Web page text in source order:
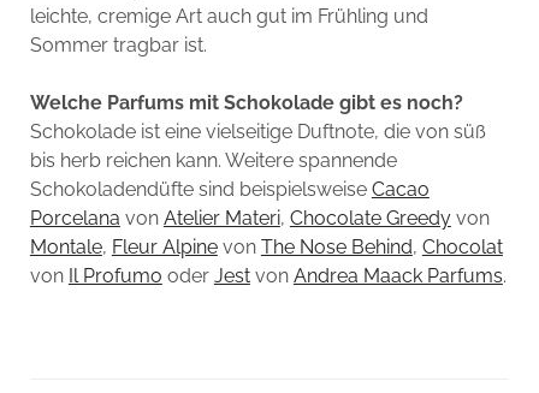
leichte, cremige Art auch gut im Frühling und
Sommer tragbar ist.
Welche Parfums mit Schokolade gibt es noch?
Schokolade ist eine vielseitige Duftnote, die von süß
bis herb reichen kann. Weitere spannende
Schokoladendüfte sind beispielsweise Cacao
Porcelana von Atelier Materi, Chocolate Greedyvon
Montale, Fleur Alpinevon The Nose Behind, Chocolat
von Il Profumo oder Jestvon Andrea Maack Parfums.